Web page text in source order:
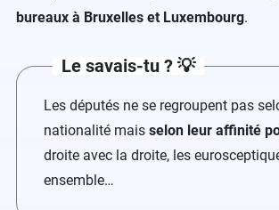
bureaux à Bruxelles et Luxembourg.
Le savais-tu ? 💡
Les députés ne se regroupent pas
nationalité mais selon leur affinité
droite avec la droite, les
ensemble…